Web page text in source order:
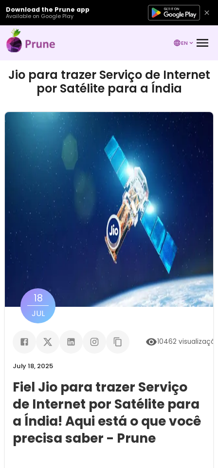
Download the Prune app
Available on Google Play
EN
Jio para trazer Serviço de Internet
por Satélite para a Índia
18
JUL
10462
July 18, 2025
Fiel Jio para trazer Serviço
de Internet por Satélite para
a Índia! Aqui está o que você
precisa saber - Prune